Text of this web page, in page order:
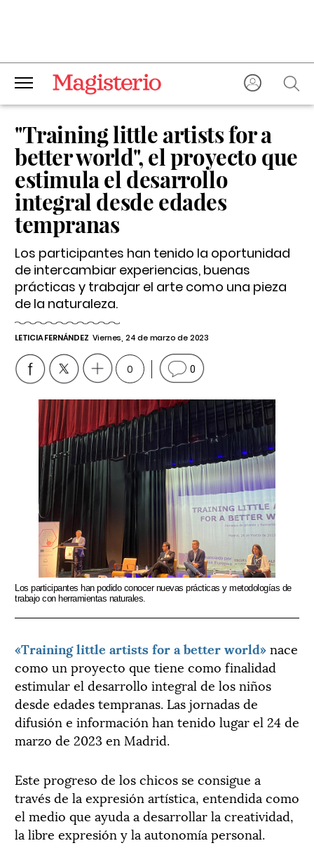
"Training little artists for a
better world", el proyecto que
estimula el desarrollo
integral desde edades
tempranas
Los participantes han tenido la oportunidad
de intercambiar experiencias, buenas
prácticas y trabajar el arte como una pieza
de la naturaleza.
LETICIA FERNÁNDEZ Viernes, 24 de marzo de 2023
0 0
Los participantes han podido conocer nuevas prácticas y metodologías de
trabajo con herramientas naturales.
«Training little artists for a better world»nace
como un proyecto que tiene como finalidad
estimular el desarrollo integral de los niños
desde edades tempranas. Las jornadas de
difusión e información han tenido lugar el 24 de
marzo de 2023 en Madrid.
Este progreso de los chicos se consigue a
través de la expresión artística, entendida como
el medio que ayuda a desarrollar la creatividad,
la libre expresión y la autonomía personal.